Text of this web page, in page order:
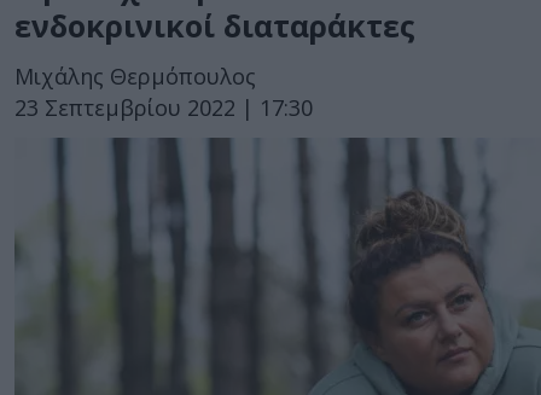
ενδοκρινικοί διαταράκτες
Μιχάλης Θερμόπουλος
23 Σεπτεμβρίου 2022 | 17:30